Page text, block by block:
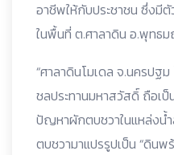
อาชีพให้กับประชาชน ซึ่งมีตั
ในพื้นที่ ต.ศาลาดิน อ.พุทธ
“ศาลาดินโมเดล จ.นครปฐ
ชลประทานมหาสวัสดิ์ ถือเ
ปัญหาผักตบชวาในแหล่งน้
ตบชวามาแปรรูปเป็น “ดิน